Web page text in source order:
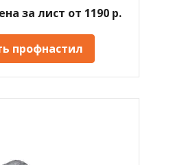
за лист от 1190 р.
профнастил